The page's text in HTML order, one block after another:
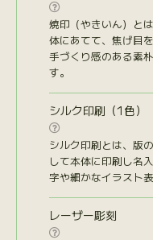

焼印（やきいん）と
体にあてて、焦げ目
手づくり感のある素
す。
シルク印刷（1色）

シルク印刷とは、版
して本体に印刷し名
字や細かなイラスト
レーザー彫刻
